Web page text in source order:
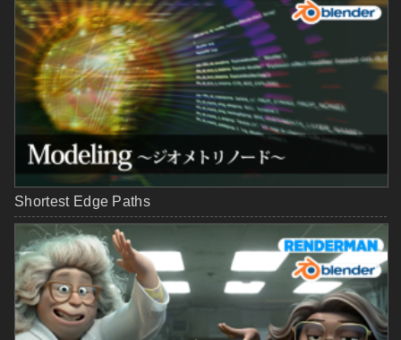
Shortest Edge Paths